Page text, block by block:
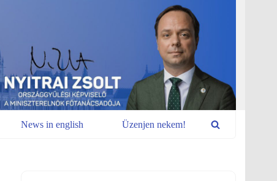
News in english Üzenjen nekem!